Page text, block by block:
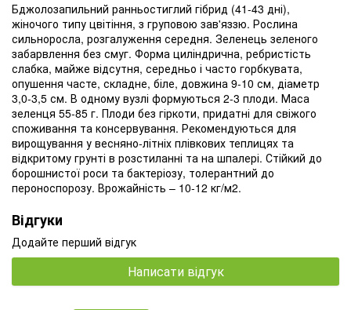
Бджолозапильний ранньостиглий гібрид (41-43 дні),
жіночого типу цвітіння, з груповою зав'яззю. Рослина
сильноросла, розгалуження середня. Зеленець зеленого
забарвлення без смуг. Форма циліндрична, ребристість
слабка, майже відсутня, середньо і часто горбкувата,
опушення часте, складне, біле, довжина 9-10 см, діаметр
3,0-3,5 см. В одному вузлі формуються 2-3 плоди. Маса
зеленця 55-85 г. Плоди без гіркоти, придатні для свіжого
споживання та консервування. Рекомендуються для
вирощування у весняно-літніх плівкових теплицях та
відкритому грунті в розстиланні та на шпалері. Стійкий до
борошнистої роси та бактеріозу, толерантний до
пероноспорозу. Врожайність – 10-12 кг/м2.
Відгуки
Додайте перший відгук
Написати відгук